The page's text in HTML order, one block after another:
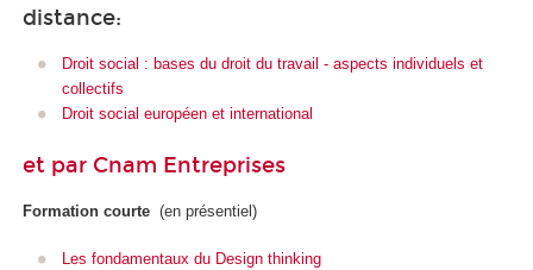
distance:
Droit social : bases du droit du travail - aspects individuels et
collectifs
Droit social européen et international
et par Cnam Entreprises
Formation courte (en présentiel)
Les fondamentaux du Design thinking